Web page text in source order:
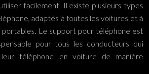
facilement. Il existe plusieurs types
adaptés à toutes les voitures et à
portables. Le support pour téléphone est
pour tous les conducteurs qui
leur téléphone en voiture de manière